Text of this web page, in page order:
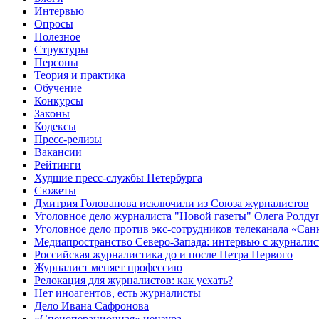
Интервью
Опросы
Полезное
Структуры
Персоны
Теория и практика
Обучение
Конкурсы
Законы
Кодексы
Пресс-релизы
Вакансии
Рейтинги
Худшие пресс-службы Петербурга
Сюжеты
Дмитрия Голованова исключили из Союза журналистов
Уголовное дело журналиста "Новой газеты" Олега
Уголовное дело против экс-сотрудников телеканала
Медиапространство Северо-Запада: интервью с
Российская журналистика до и после Петра Первого
Журналист меняет профессию
Релокация для журналистов: как уехать?
Нет иноагентов, есть журналисты
Дело Ивана Сафронова